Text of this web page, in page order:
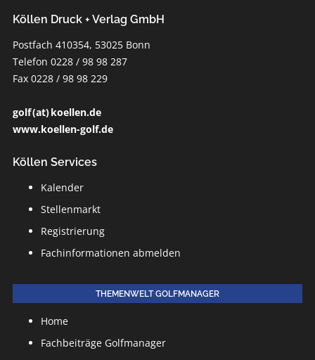
Köllen Druck + Verlag GmbH
Postfach 410354, 53025 Bonn
Telefon 0228 / 98 98 287
Fax 0228 / 98 98 229
golf (at) koellen.de
www.koellen-golf.de
Köllen Services
Kalender
Stellenmarkt
Registrierung
Fachinformationen abmelden
THEMENWELT GOLFMANAGER
Home
Fachbeiträge Golfmanager